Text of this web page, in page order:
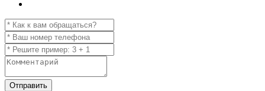
Отправить